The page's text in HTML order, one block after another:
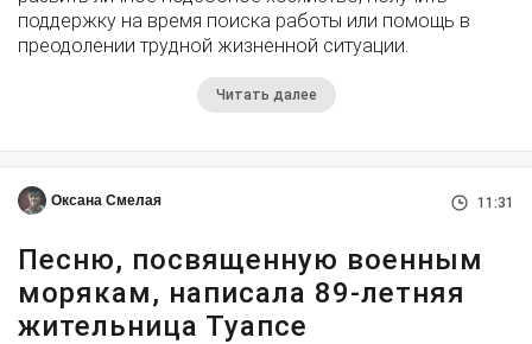
поддержку на время поиска работы или помощь в
преодолении трудной жизненной ситуации.
Читать далее
Оксана Смелая 11:31
Песню, посвященную военным
морякам, написала 89-летняя
жительница Туапсе